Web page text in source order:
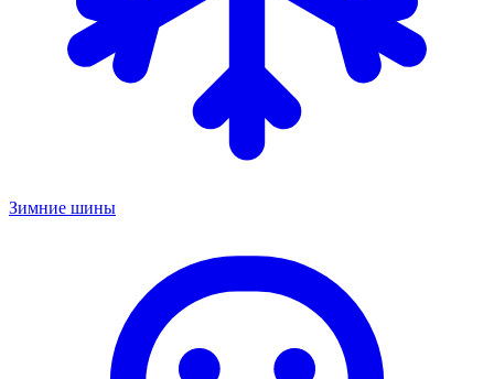
Зимние шины